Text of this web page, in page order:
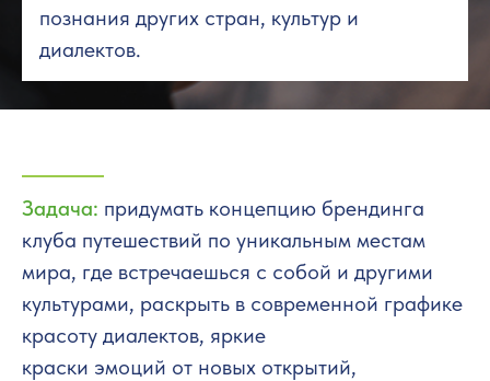
познания других стран, культур и
диалектов.
Задача: придумать концепцию брендинга
клуба путешествий по уникальным местам
мира, где встречаешься с собой и другими
культурами, раскрыть в современной графике
красоту диалектов, яркие
краски эмоций от новых открытий,